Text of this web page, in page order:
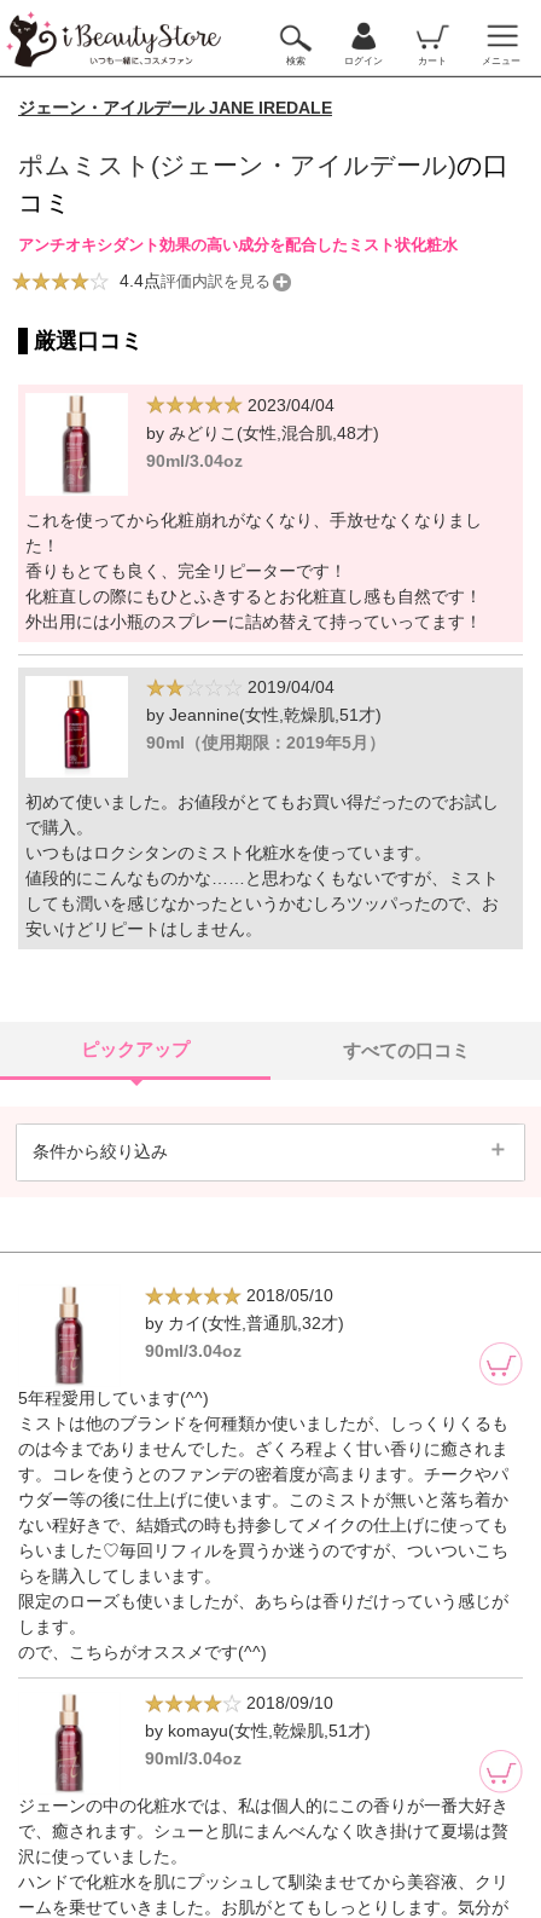
検索 ログイン カート メニュー
ジェーン・アイルデール JANE IREDALE
ポムミスト(ジェーン・アイルデール)の口
コミ
アンチオキシダント効果の高い成分を配合したミスト状化粧水
4.4点評価内訳を見る
厳選口コミ
2023/04/04
by みどりこ(女性,混合肌,48才)
90ml/3.04oz
これを使ってから化粧崩れがなくなり、手放せなくなりまし
た！
香りもとても良く、完全リピーターです！
化粧直しの際にもひとふきするとお化粧直し感も自然です！
外出用には小瓶のスプレーに詰め替えて持っていってます！
2019/04/04
by Jeannine(女性,乾燥肌,51才)
90ml（使用期限：2019年5月）
初めて使いました。お値段がとてもお買い得だったのでお試し
で購入。
いつもはロクシタンのミスト化粧水を使っています。
値段的にこんなものかな……と思わなくもないですが、ミスト
しても潤いを感じなかったというかむしろツッパったので、お
安いけどリピートはしません。
ピックアップ すべての口コミ
条件から絞り込み
2018/05/10
by カイ(女性,普通肌,32才)
90ml/3.04oz
5年程愛用しています(^^)
ミストは他のブランドを何種類か使いましたが、しっくりくるも
のは今までありませんでした。ざくろ程よく甘い香りに癒されま
す。コレを使うとのファンデの密着度が高まります。チークやパ
ウダー等の後に仕上げに使います。このミストが無いと落ち着か
ない程好きで、結婚式の時も持参してメイクの仕上げに使っても
らいました♡毎回リフィルを買うか迷うのですが、ついついこち
らを購入してしまいます。
限定のローズも使いましたが、あちらは香りだけっていう感じが
します。
ので、こちらがオススメです(^^)
2018/09/10
by komayu(女性,乾燥肌,51才)
90ml/3.04oz
ジェーンの中の化粧水では、私は個人的にこの香りが一番大好き
で、癒されます。シューと肌にまんべんなく吹き掛けて夏場は贅
沢に使っていました。
ハンドで化粧水を肌にプッシュして馴染ませてから美容液、クリ
ームを乗せていきました。お肌がとてもしっとりします。気分が